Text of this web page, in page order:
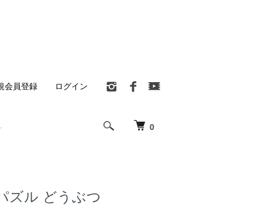
0
会員登録 ログイン
ズル どうぶつ